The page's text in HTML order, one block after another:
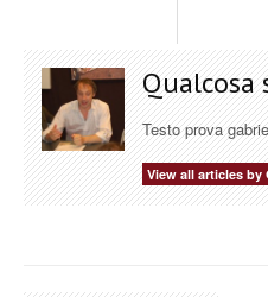
Qualcosa
Testo prova
View all articles by